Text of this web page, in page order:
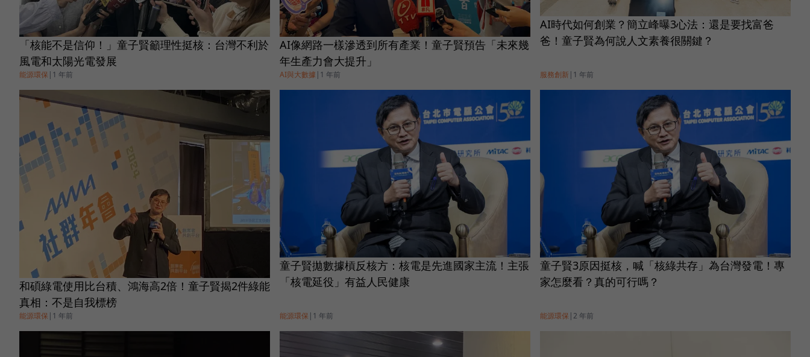
「核能不是信仰！」童子賢籲理性挺核：台灣不利於
風電和太陽光電發展
能源環保 | 1 年前
AI像網路一樣滲透到所有產業！童子賢預告「未來幾
年生產力會大提升」
AI與大數據 | 1 年前
AI時代如何創業？簡立峰曝3心法：還是要找富爸
爸！童子賢為何說人文素養很關鍵？
服務創新 | 1 年前
和碩綠電使用比台積、鴻海高2倍！童子賢揭2件綠能
真相：不是自我標榜
能源環保 | 1 年前
童子賢拋數據槓反核方：核電是先進國家主流！主張
「核電延役」有益人民健康
能源環保 | 1 年前
童子賢3原因挺核，喊「核綠共存」為台灣發電！專
家怎麼看？真的可行嗎？
能源環保 |2 年前